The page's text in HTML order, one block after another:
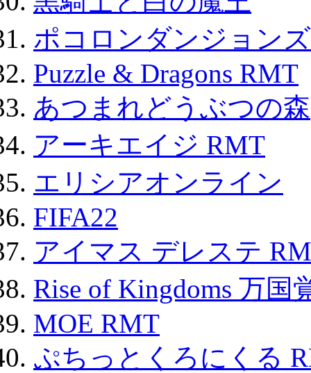
ポコロンダンジョン
Puzzle & Dragons RMT
あつまれどうぶつの森
アーキエイジ RMT
エリシアオンライン
FIFA22
アイマス デレステ
Rise of Kingdoms 万
MOE RMT
ぷちっとくろにくる